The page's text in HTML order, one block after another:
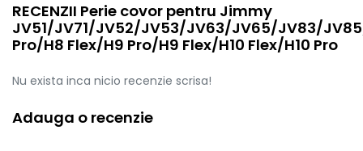
RECENZII Perie covor pentru Jimmy
JV51/JV71/JV52/JV53/JV63/JV65/JV83/
Pro/H8 Flex/H9 Pro/H9 Flex/H10 Flex/H10 Pro
Nu exista inca nicio recenzie scrisa!
Adauga o recenzie